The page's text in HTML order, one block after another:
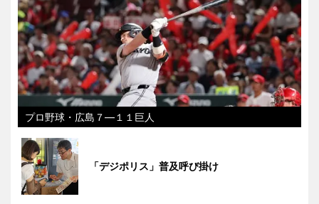
プロ野球・広島７―１１巨人
「デジポリス」普及呼び掛け